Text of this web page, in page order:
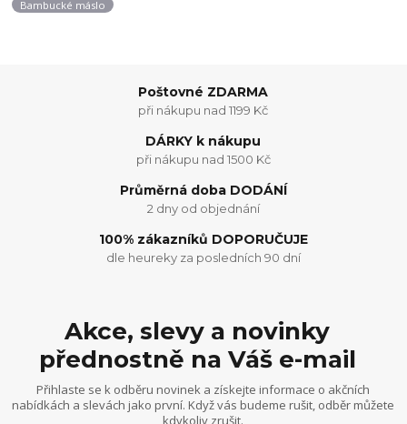
Bambucké máslo
Poštovné ZDARMA
při nákupu nad 1199 Kč
DÁRKY k nákupu
při nákupu nad 1500 Kč
Průměrná doba DODÁNÍ
2 dny od objednání
100% zákazníků DOPORUČUJE
dle heureky za posledních 90 dní
Akce, slevy a novinky
přednostně na Váš e-mail
Přihlaste se k odběru novinek a získejte informace o akčních
nabídkách a slevách jako první. Když vás budeme rušit, odběr můžete
kdykoliv zrušit.